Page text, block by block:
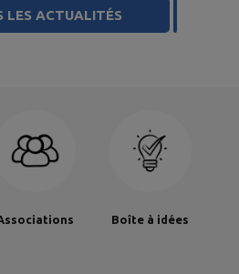
LES ACTUALITÉS
Boîte à idées